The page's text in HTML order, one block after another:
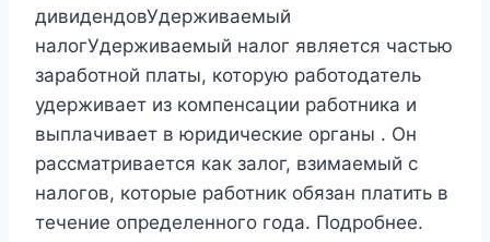
дивидендовУдерживаемый
налогУдерживаемый налог является частью
заработной платы, которую работодатель
удерживает из компенсации работника и
выплачивает в юридические органы . Он
рассматривается как залог, взимаемый с
налогов, которые работник обязан платить в
течение определенного года. Подробнее.